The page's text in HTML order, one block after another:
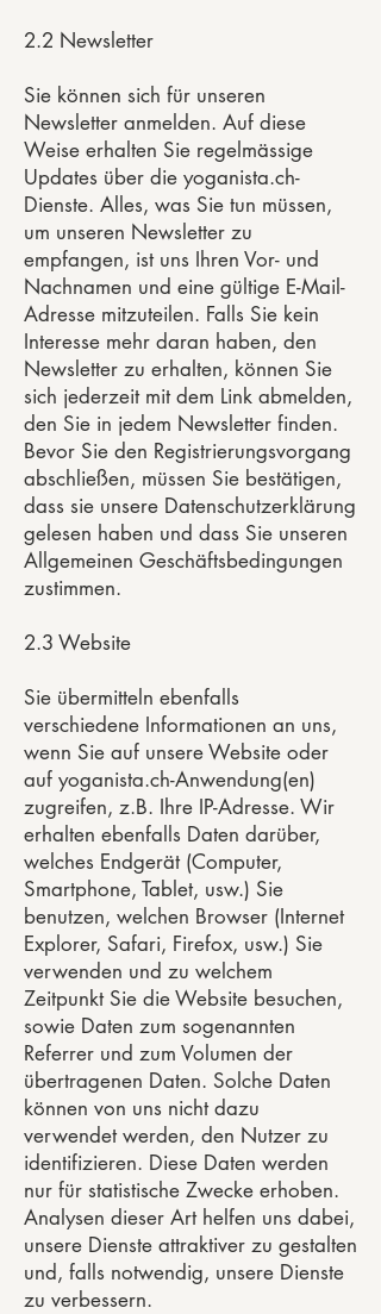
2.2 Newsletter
Sie können sich für unseren
Newsletter anmelden. Auf diese
Weise erhalten Sie regelmässige
Updates über die yoganista.ch-
Dienste. Alles, was Sie tun müssen,
um unseren Newsletter zu
empfangen, ist uns Ihren Vor- und
Nachnamen und eine gültige E-Mail-
Adresse mitzuteilen. Falls Sie kein
Interesse mehr daran haben, den
Newsletter zu erhalten, können Sie
sich jederzeit mit dem Link abmelden,
den Sie in jedem Newsletter finden.
Bevor Sie den Registrierungsvorgang
abschließen, müssen Sie bestätigen,
dass sie unsere Datenschutzerklärung
gelesen haben und dass Sie unseren
Allgemeinen Geschäftsbedingungen
zustimmen.
2.3 Website
Sie übermitteln ebenfalls
verschiedene Informationen an uns,
wenn Sie auf unsere Website oder
auf yoganista.ch-Anwendung(en)
zugreifen, z.B. Ihre IP-Adresse. Wir
erhalten ebenfalls Daten darüber,
welches Endgerät (Computer,
Smartphone, Tablet, usw.) Sie
benutzen, welchen Browser (Internet
Explorer, Safari, Firefox, usw.) Sie
verwenden und zu welchem
Zeitpunkt Sie die Website besuchen,
sowie Daten zum sogenannten
Referrer und zum Volumen der
übertragenen Daten. Solche Daten
können von uns nicht dazu
verwendet werden, den Nutzer zu
identifizieren. Diese Daten werden
nur für statistische Zwecke erhoben.
Analysen dieser Art helfen uns dabei,
unsere Dienste attraktiver zu gestalten
und, falls notwendig, unsere Dienste
zu verbessern.